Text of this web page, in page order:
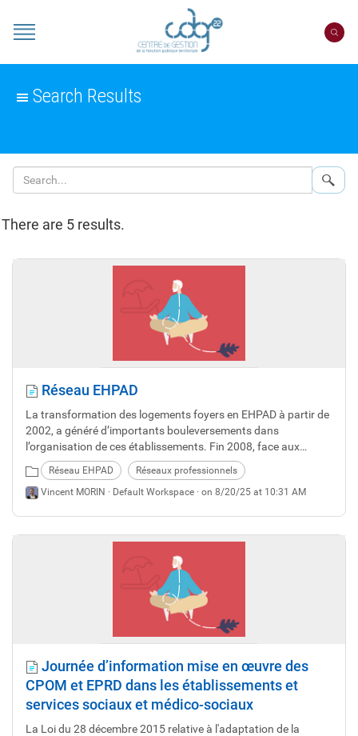
CDG
22
Search Results
There are 5 results.
Réseau EHPAD
La transformation des logements foyers en EHPAD à partir de
2002, a généré d’importants bouleversements dans
l’organisation de ces établissements. Fin 2008, face aux
différentes problématiques recensées, le Conseil
d’Administration du CDG 22 a mis en place une Commission
d’élus dédiée.
Réseau EHPAD
Réseaux professionnels
Vincent MORIN · Default Workspace · on 8/20/25 at 10:31 AM
Journée d’information mise en œuvre des
CPOM et EPRD dans les établissements et
services sociaux et médico-sociaux
La Loi du 28 décembre 2015 relative à l'adaptation de la